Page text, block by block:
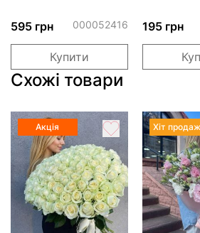
595 грн 000052416
Купити
195 грн
Схожі товари
Акція Хіт